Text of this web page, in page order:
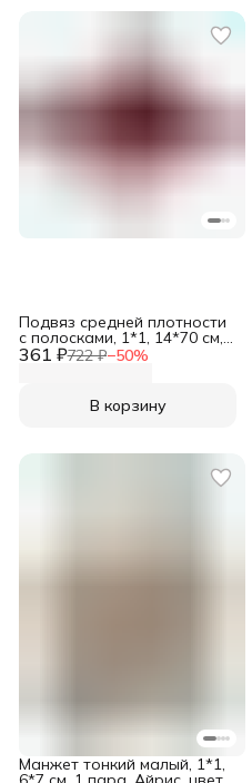
361 ₽722 ₽−50%
Подвяз средней плотности
с полосками, 1*1, 14*70 см,
Айрис, бордо
В корзину
Манжет тонкий малый, 1*1,